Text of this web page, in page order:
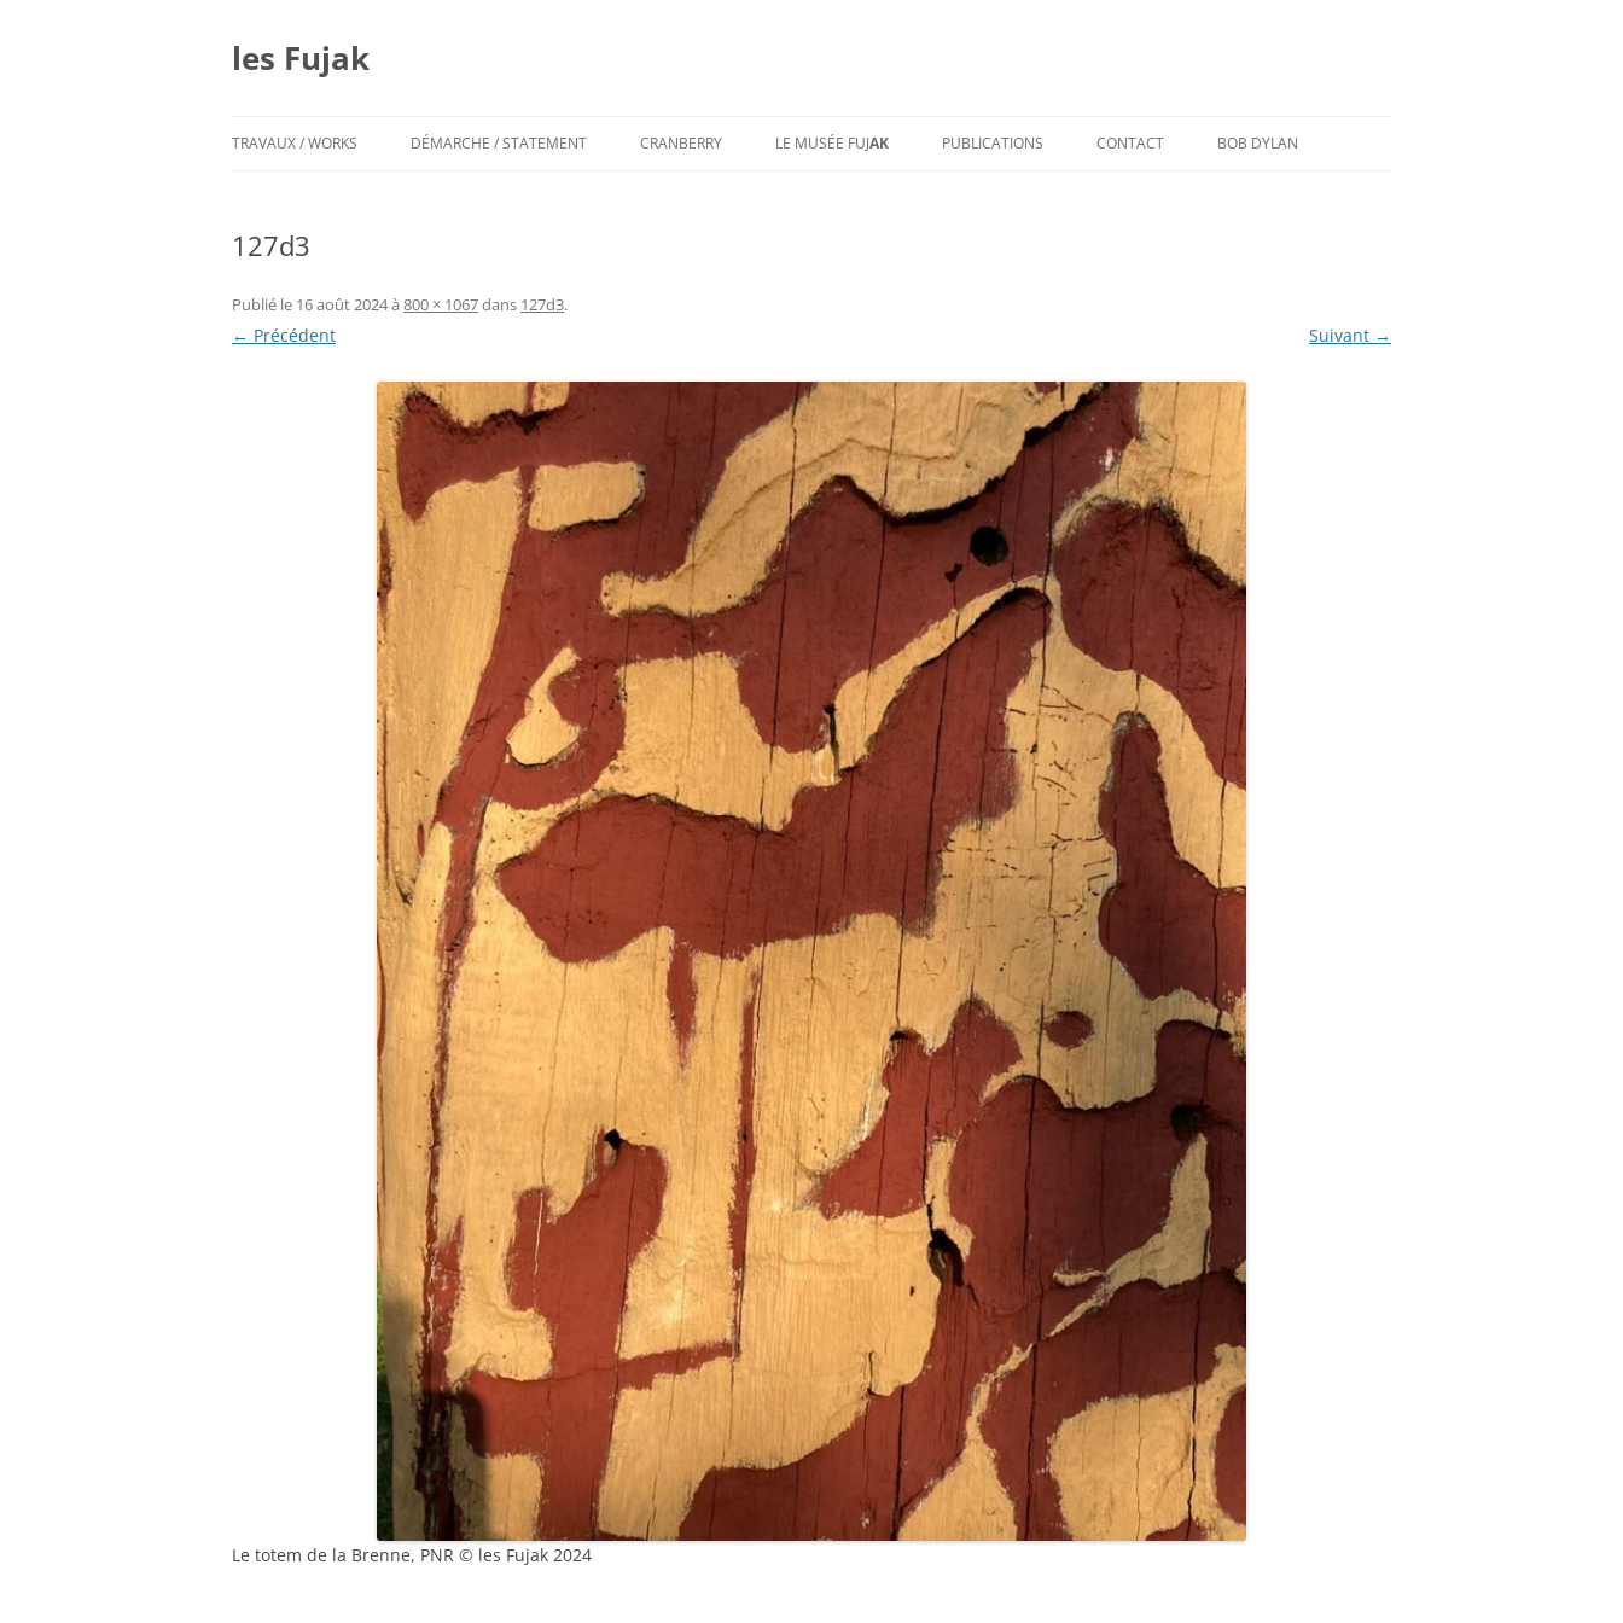
contenu
les Fujak
TRAVAUX / WORKS DÉMARCHE / STATEMENT CRANBERRY LE MUSÉE FUJAK PUBLICATIONS CONTACT BOB DYLAN
127d3
Publié le 16 août 2024à 800 × 1067dans 127d3.
← Précédent Suivant →
Le totem de la Brenne, PNR © les Fujak 2024